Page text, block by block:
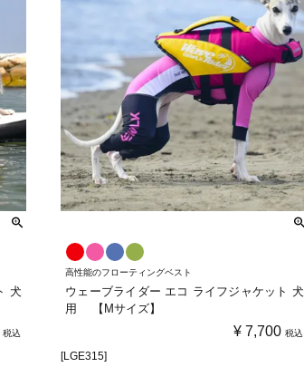
犬
税込
高性能のフローティングベスト
ウェーブライダー エコ ライフジャケット 犬
用 【Mサイズ】
¥ 7,700 税込
[LGE315]